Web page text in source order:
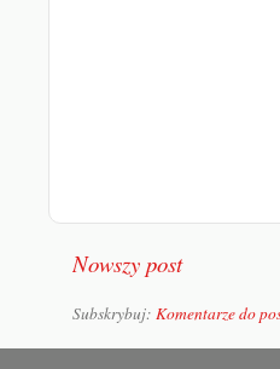
Nowszy post
Subskrybuj: Komentarze do